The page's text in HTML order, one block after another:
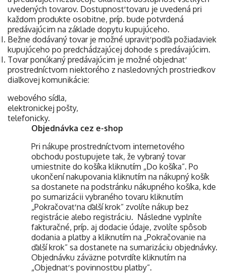
uvedených tovarov. Dostupnosť tovaru je uvedená pri
každom produkte osobitne, príp. bude potvrdená
predávajúcim na základe dopytu kupujúceho.
Bežne dodávaný tovar je možné upraviť podľa požiadaviek
kupujúceho po predchádzajúcej dohode s predávajúcim.
Tovar ponúkaný predávajúcim je možné objednať
prostredníctvom niektorého z nasledovných prostriedkov
diaľkovej komunikácie:
webového sídla,
elektronickej pošty,
telefonicky.
Objednávka cez e-shop
Pri nákupe prostredníctvom internetového
obchodu postupujete tak, že vybraný tovar
umiestnite do košíka kliknutím „Do košíka“. Po
ukončení nakupovania kliknutím na nákupný košík
sa dostanete na podstránku nákupného košíka, kde
po sumarizácii vybraného tovaru kliknutím
„Pokračovať na ďalší krok“ zvolíte nákup bez
registrácie alebo registráciu. Následne vyplníte
fakturačné, príp. aj dodacie údaje, zvolíte spôsob
dodania a platby a kliknutím na „Pokračovanie na
ďalší krok“ sa dostanete na sumarizáciu objednávky.
Objednávku záväzne potvrdíte kliknutím na
„Objednať s povinnosťou platby“.